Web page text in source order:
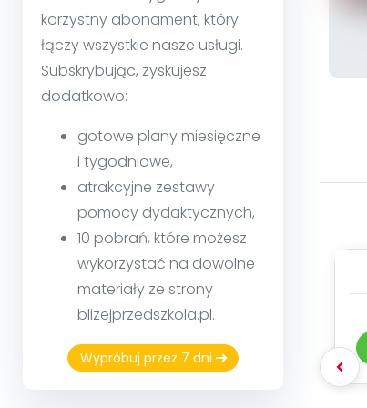
korzystny abonament, który
łączy wszystkie nasze usługi.
Subskrybując, zyskujesz
dodatkowo:
gotowe plany miesięczne
i tygodniowe,
atrakcyjne zestawy
pomocy dydaktycznych,
10 pobrań, które możesz
wykorzystać na dowolne
materiały ze strony
blizejprzedszkola.pl.
Wypróbuj przez 7 dni